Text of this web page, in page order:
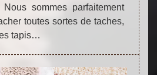
sommes parfaitement
toutes sortes de taches,
tapis…